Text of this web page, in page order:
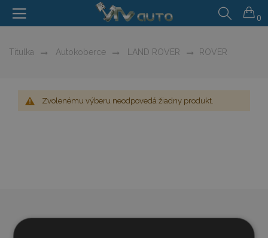
0
Titulka Autokoberce LAND ROVER ROVER
Zvolenému výberu neodpovedá žiadny produkt.